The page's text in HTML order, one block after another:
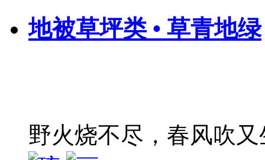
地被草坪类 • 草青地绿
野火烧不尽，春风吹又